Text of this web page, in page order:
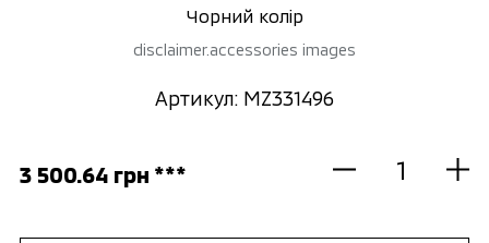
Чорний колір
disclaimer.accessories images
Артикул: MZ331496
3 500.64 грн ***